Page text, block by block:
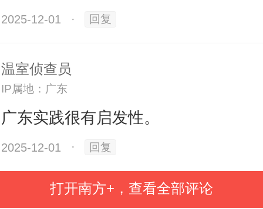
握广东历史方位，要深刻认识过
常、极不平凡的发展历程，更加
记、奋进新征程的信心决心。
五”是波澜壮阔、成就辉煌的五年，
2025-12-01 · 回复
温室侦查员
IP属地：广东
广东实践很有启发性。
2025-12-01 · 回复
打开南方+，查看全部评论